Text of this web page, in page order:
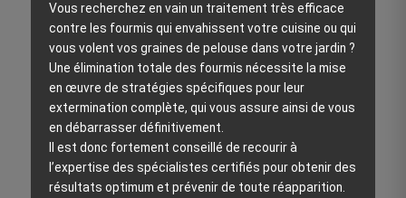
Vous recherchez en vain un traitement très efficace
contre les fourmis qui envahissent votre cuisine ou qui
vous volent vos graines de pelouse dans votre jardin ?
Une élimination totale des fourmis nécessite la mise
en œuvre de stratégies spécifiques pour leur
extermination complète, qui vous assure ainsi de vous
en débarrasser définitivement.
Il est donc fortement conseillé de recourir à
l’expertise des spécialistes certifiés pour obtenir des
résultats optimum et prévenir de toute réapparition.